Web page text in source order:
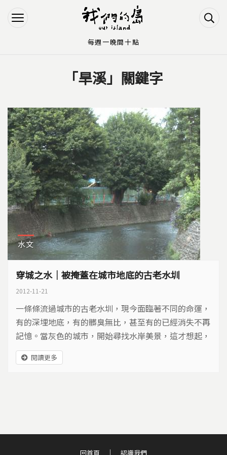
Jump to Navigation
Jump to Main content
「旱溪」關鍵字
水文
穿城之水｜被掩蓋在城市地底的古老水圳
2012-11-21
一條條流過城市的古老水圳，現今面臨著不同的命運，
有的深埋地底，有的髒臭無比，甚至有的已經消失不再
記憶。當灰色的城市，開始尋找水岸美景，這才想起，
那條曾經美好的穿城之水。
閱讀更多
回首頁 認識我們
每週一晚間十點